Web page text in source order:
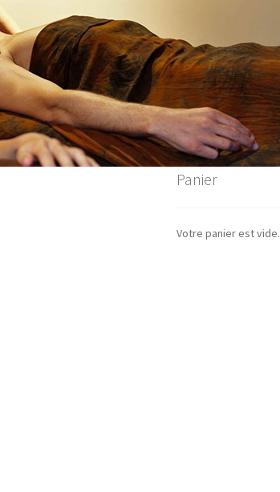
Panier
Votre panier est vide.